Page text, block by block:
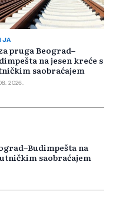
pruga Beograd–
na jesen kreće s
saobraćajem
2026.
na
saobraćajem